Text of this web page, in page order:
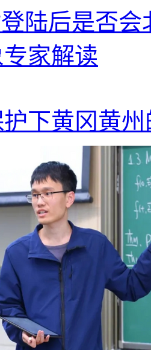
陆后是否
家解读
下黄冈黄